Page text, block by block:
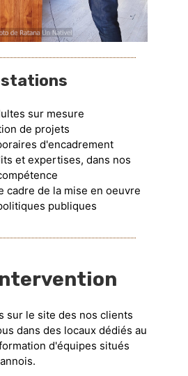
sur mesure
de projets
d'encadrement
et expertises, dans nos
cadre de la mise en oeuvre
publiques
sur le site des nos clients
dans des locaux dédiés au
d'équipes situés